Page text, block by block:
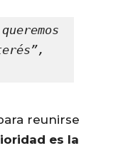
reunirse
es la